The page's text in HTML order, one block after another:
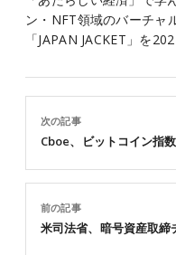
ン・NFT領域のバーチャ
「JAPAN JACKET」を
前の記事
米司法省、暗号資産取
次の記事
Cboe、ビットコイン指